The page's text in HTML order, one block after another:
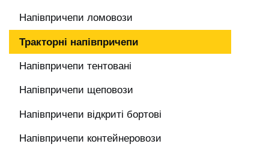
Напівпричепи ломовози
Тракторні напівпричепи
Напівпричепи тентовані
Напівпричепи щеповози
Напівпричепи відкриті бортові
Напівпричепи контейнеровози